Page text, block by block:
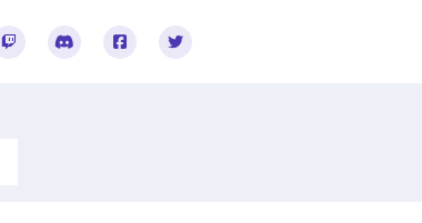
Rejoignez-vous sur Twitch
Rejoignez-vous sur Discord
Rejoignez-vous sur Facebook
Rejoignez-vous sur Twitter